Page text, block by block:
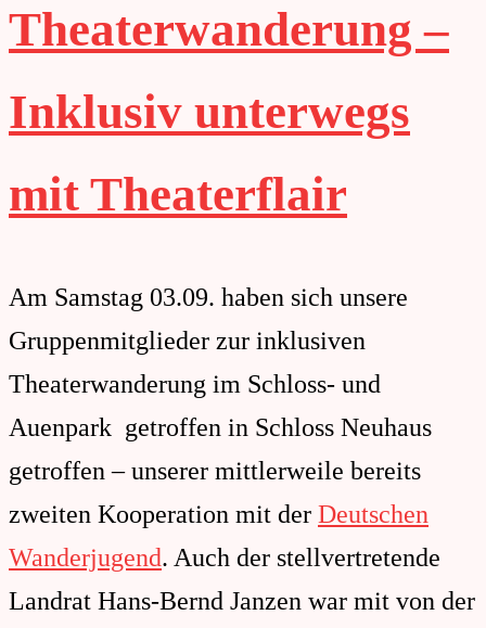
Theaterwanderung –
Inklusiv unterwegs
mit Theaterflair
Am Samstag 03.09. haben sich unsere
Gruppenmitglieder zur inklusiven
Theaterwanderung im Schloss- und
Auenpark getroffen in Schloss Neuhaus
getroffen – unserer mittlerweile bereits
zweiten Kooperation mit der Deutschen
Wanderjugend. Auch der stellvertretende
Landrat Hans-Bernd Janzen war mit von der